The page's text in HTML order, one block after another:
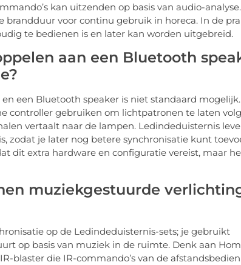
kan uitzenden op basis van audio-analyse.
voor continu gebruik in horeca. In de
te bedienen is en later kan worden uitgebreid.
aan een Bluetooth
een Bluetooth speaker is niet standaard
controller gebruiken om lichtpatronen te laten
vertaalt naar de lampen. Ledindeduisternis
zodat je later nog betere synchronisatie kunt
dit extra hardware en configuratie vereist, maar
muziekgestuurde
op de Ledindeduisternis-sets; je gebruikt
op basis van muziek in de ruimte. Denk aan
blaster die IR-commando’s van de